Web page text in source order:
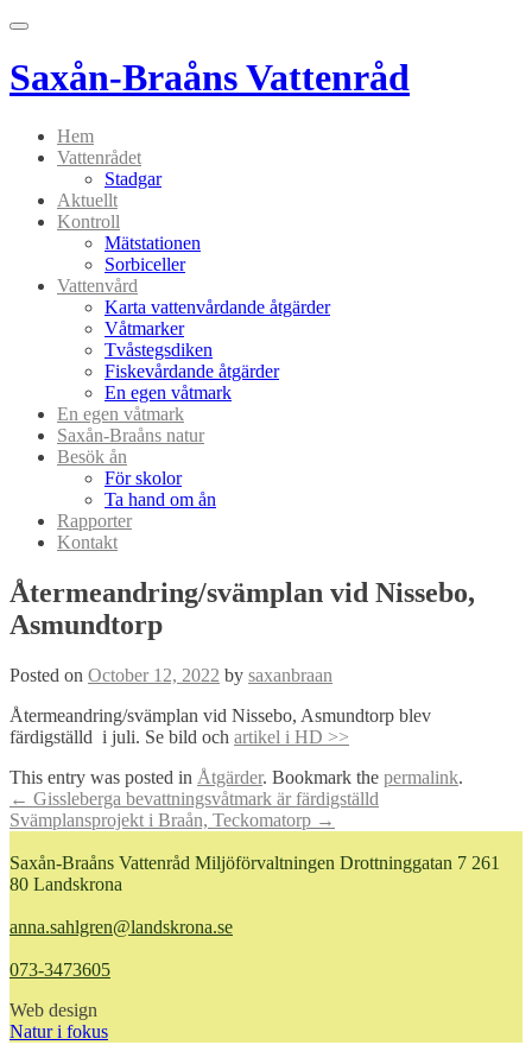
Menu
Saxån-Braåns Vattenråd
Hem
Vattenrådet
Stadgar
Aktuellt
Kontroll
Mätstationen
Sorbiceller
Vattenvård
Karta vattenvårdande åtgärder
Våtmarker
Tvåstegsdiken
Fiskevårdande åtgärder
En egen våtmark
En egen våtmark
Saxån-Braåns natur
Besök ån
För skolor
Ta hand om ån
Rapporter
Kontakt
Återmeandring/svämplan vid Nissebo,
Asmundtorp
Posted on October 12, 2022 by saxanbraan
Återmeandring/svämplan vid Nissebo, Asmundtorp blev
färdigställd i juli. Se bild och artikel i HD >>
This entry was posted in Åtgärder. Bookmark the permalink.
Post
navigation
← Gissleberga bevattningsvåtmark är färdigställd
Svämplansprojekt i Braån, Teckomatorp →
Saxån-Braåns Vattenråd Miljöförvaltningen Drottninggatan 7 261
80 Landskrona
anna.sahlgren@landskrona.se
073-3473605
Web design
Natur i fokus